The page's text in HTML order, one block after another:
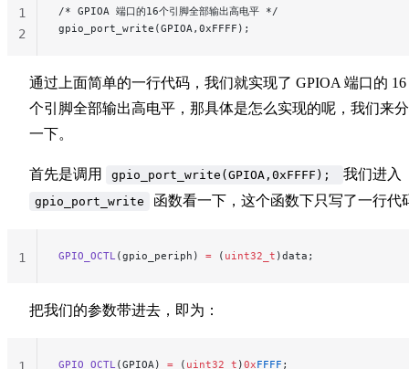
/* GPIOA 端口的16个引脚全部输出高电平 */
gpio_port_write(GPIOA,0xFFFF);
1
2
通过上面简单的一行代码，我们就实现了 GPIOA 端口的 16
个引脚全部输出高电平，那具体是怎么实现的呢，我们来
一下。
首先是调用 gpio_port_write(GPIOA,0xFFFF); 我们进入
gpio_port_write 函数看一下，这个函数下只写了一行代
GPIO_OCTL (gpio_periph) = ( uint32_t )data;
1
把我们的参数带进去，即为：
GPIO_OCTL (GPIOA) = ( uint32_t )0xFFFF ;
1